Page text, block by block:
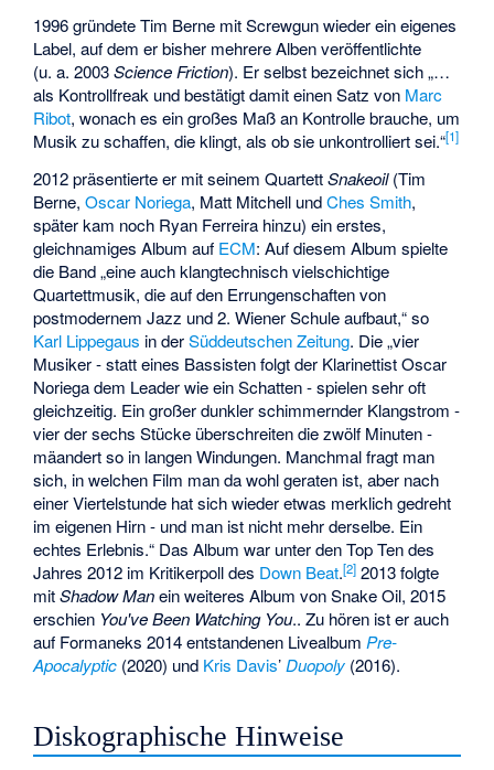
1996 gründete Tim Berne mitScrewgunwieder ein eigenes
Label, auf dem er bisher mehrere Alben veröffentlichte
(u. a. 2003Science Friction). Er selbst bezeichnet sich „…
als Kontrollfreak und bestätigt damit einen Satz von Marc
Ribot, wonach es ein großes Maß an Kontrolle brauche, um
Musik zu schaffen, die klingt, als ob sie unkontrolliert sei.“[1]
2012 präsentierte er mit seinem QuartettSnakeoil(Tim
Berne,Oscar Noriega, Matt Mitchell undChes Smith,
später kam noch Ryan Ferreira hinzu) ein erstes,
gleichnamiges Album auf ECM: Auf diesem Album spielte
die Band „eine auch klangtechnisch vielschichtige
Quartettmusik, die auf den Errungenschaften von
postmodernem Jazz und 2. Wiener Schule aufbaut,“ so
Karl Lippegaus in derSüddeutschen Zeitung. Die „vier
Musiker - statt eines Bassisten folgt der Klarinettist Oscar
Noriega dem Leader wie ein Schatten - spielen sehr oft
gleichzeitig. Ein großer dunkler schimmernder Klangstrom -
vier der sechs Stücke überschreiten die zwölf Minuten -
mäandert so in langen Windungen. Manchmal fragt man
sich, in welchen Film man da wohl geraten ist, aber nach
einer Viertelstunde hat sich wieder etwas merklich gedreht
im eigenen Hirn - und man ist nicht mehr derselbe. Ein
echtes Erlebnis.“ Das Album war unter den Top Ten des
Jahres 2012 im Kritikerpoll des Down Beat.[2] 2013 folgte
mitShadow Manein weiteres Album von Snake Oil, 2015
erschien You've Been Watching You.. Zu hören ist er auch
auf Formaneks 2014 entstandenen LivealbumPre-
Apocalyptic (2020) und Kris Davis’Duopoly (2016).
Diskographische Hinweise